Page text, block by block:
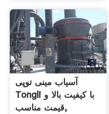
آسیاب مینی توپی
Tongli با کیفیت بالا و
قیمت مناسب,